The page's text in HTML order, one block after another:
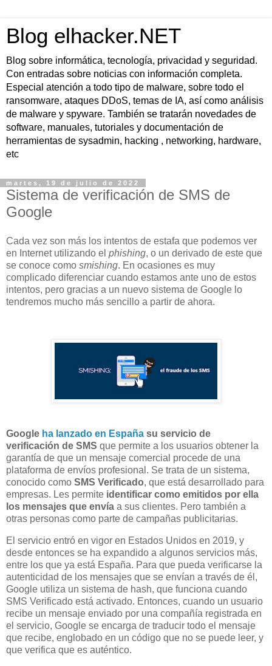
Blog elhacker.NET
Blog sobre informática, tecnología, privacidad y seguridad.
Con entradas sobre noticias con información completa.
Especial atención a todo tipo de malware, sobre todo el
ransomware, ataques DDoS, temas de IA, así como análisis
de malware y spyware. También se tratarán novedades de
software, manuales, tutoriales y documentación de
herramientas de sysadmin, hacking , networking, hardware,
etc
martes, 19 de julio de 2022
Sistema de verificación de SMS de
Google
Cada vez son más los intentos de estafa que podemos ver
en Internet utilizando el phishing, o un derivado de este que
se conoce como smishing. En ocasiones es muy
complicado diferenciar cuando estamos ante uno de estos
intentos, pero gracias a un nuevo sistema de Google lo
tendremos mucho más sencillo a partir de ahora.
Google ha lanzado en España su servicio de
verificación de SMS que permite a los usuarios obtener la
garantía de que un mensaje comercial procede de una
plataforma de envíos profesional. Se trata de un sistema,
conocido como SMS Verificado, que está desarrollado para
empresas. Les permite identificar como emitidos por ella
los mensajes que envía a sus clientes. Pero también a
otras personas como parte de campañas publicitarias.
El servicio entró en vigor en Estados Unidos en 2019, y
desde entonces se ha expandido a algunos servicios más,
entre los que ya está España. Para que pueda verificarse la
autenticidad de los mensajes que se envían a través de él,
Google utiliza un sistema de hash, que funciona cuando
SMS Verificado está activado. Entonces, cuando un usuario
recibe un mensaje enviado por una compañía registrada en
el servicio, Google se encarga de traducir todo el mensaje
que recibe, englobado en un código que no se puede leer, y
que verifica que es auténtico.